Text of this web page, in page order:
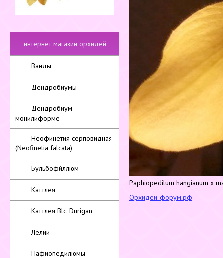
интернет магазин орхидей
Ванды
Дендробиумы
Дендробиум
монилиформе
Неофинетия серповидная
(Neofinetia falcata)
Бульбофи́ллюм
Каттлея
Каттлея Blc. Durigan
Лелии
Пафиопедилюмы
Paphiopedilum hangianum x
Орхидеи-форум.рф